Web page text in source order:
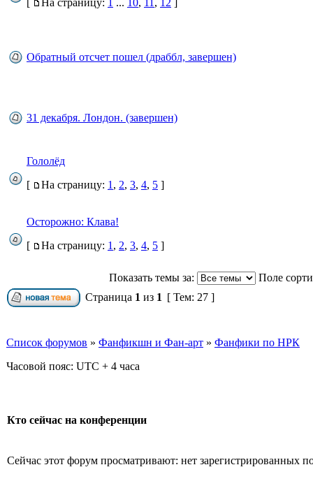
[
На страницу: 1 ... 10, 11 , 12 ]
Обратный отсчет пошел (драббл, завершен)
31 декабря. Лондон. (завершен)
Гололёд
[
На страницу: 1 , 2, 3, 4, 5 ]
Осторожно: Клава!
[
На страницу: 1 , 2, 3, 4, 5 ]
Показать темы за:
Поле
Страница 1 из 1 [ Тем: 27 ]
Список форумов » Фанфикшн и Фан-арт » Фанфики по НРК
Часовой пояс: UTC + 4 часа
Кто сейчас на конференции
Сейчас этот форум просматривают: нет зарегистрированных